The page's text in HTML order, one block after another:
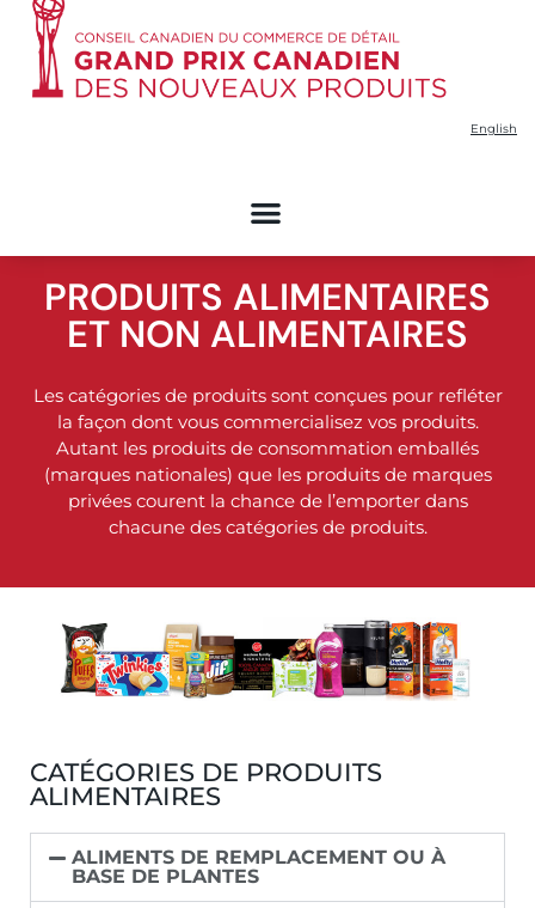
English
PRODUITS ALIMENTAIRES
ET NON ALIMENTAIRES​
Les catégories de produits sont conçues pour refléter
la façon dont vous commercialisez vos produits.
Autant les produits de consommation emballés
(marques nationales) que les produits de marques
privées courent la chance de l’emporter dans
chacune des catégories de produits.
CATÉGORIES DE PRODUITS
ALIMENTAIRES
ALIMENTS DE REMPLACEMENT OU À
BASE DE PLANTES